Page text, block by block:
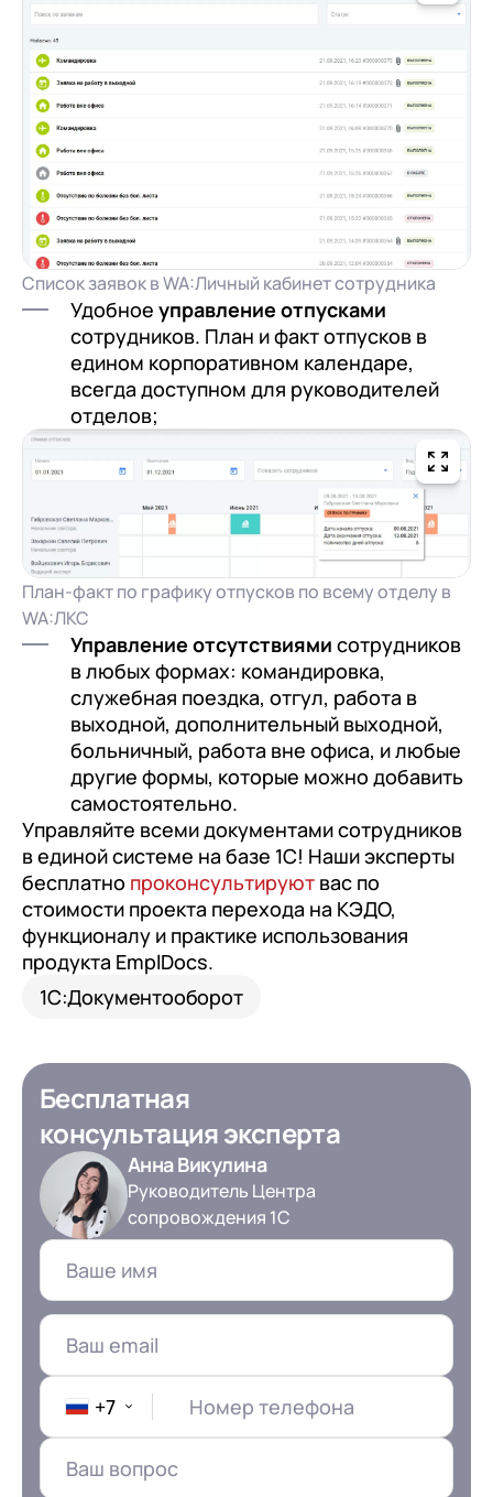
Список заявок в WA:Личный кабинет сотрудника
Удобное управление отпусками
сотрудников. План и факт отпусков в
едином корпоративном календаре,
всегда доступном для руководителей
отделов;
План-факт по графику отпусков по всему отделу в
WA:ЛКС
Управление отсутствиями сотрудников
в любых формах: командировка,
служебная поездка, отгул, работа в
выходной, дополнительный выходной,
больничный, работа вне офиса, и любые
другие формы, которые можно добавить
самостоятельно.
Управляйте всеми документами сотрудников
в единой системе на базе 1С! Наши эксперты
бесплатно проконсультируют вас по
стоимости проекта перехода на КЭДО,
функционалу и практике использования
продукта EmplDocs.
1С:Документооборот
Бесплатная
консультация эксперта
Анна Викулина
Руководитель Центра
сопровождения 1С
+7 Номер телефона